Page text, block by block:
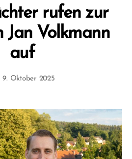
rufen zur
Jan Volkmann
auf
Beitragsautor
F
9. Oktober 2025